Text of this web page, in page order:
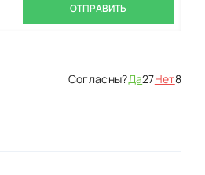
ОТПРАВИТЬ
Да27Нет8